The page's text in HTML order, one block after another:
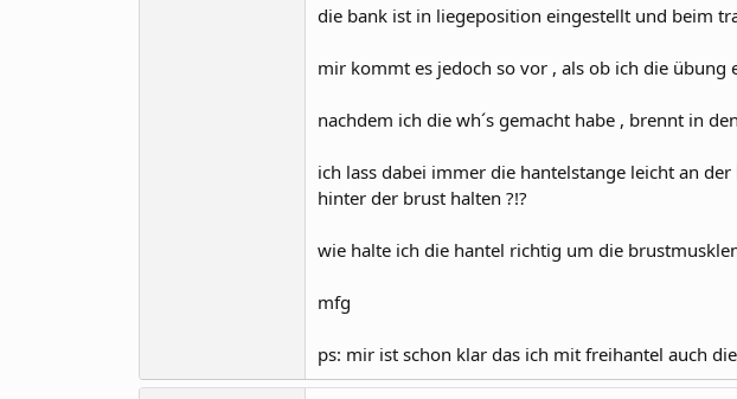
die bank ist in liegeposition eingestellt und beim
mir kommt es jedoch so vor , als ob ich die übung
nachdem ich die wh´s gemacht habe , brennt in
ich lass dabei immer die hantelstange leicht an
hinter der brust halten ?!?
wie halte ich die hantel richtig um die
mfg
ps: mir ist schon klar das ich mit freihantel auch